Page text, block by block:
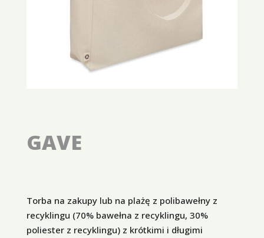
GAVE
Torba na zakupy lub na plażę z polibawełny z
recyklingu (70% bawełna z recyklingu, 30%
poliester z recyklingu) z krótkimi i długimi